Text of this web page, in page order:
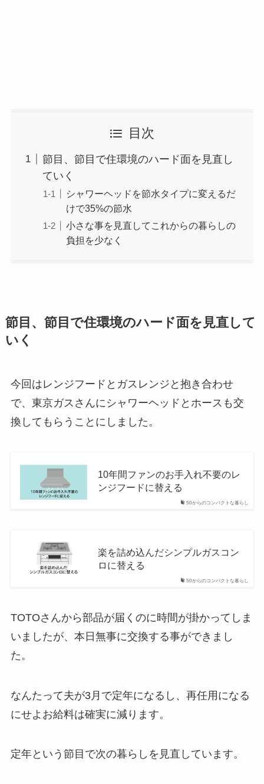
目次
節目、節目で住環境のハード面を見直し
ていく
シャワーヘッドを節水タイプに変えるだ
けで35%の節水
小さな事を見直してこれからの暮らしの
負担を少なく
節目、節目で住環境のハード面を見直して
いく
今回はレンジフードとガスレンジと抱き合わせ
で、東京ガスさんにシャワーヘッドとホースも交
換してもらうことにしました。
50からのコンパクトな暮らし
10年間ファンのお手入れ不要のレ
ンジフードに替える
50からのコンパクトな暮らし
楽を詰め込んだシンプルガスコン
ロに替える
TOTOさんから部品が届くのに時間が掛かってしま
いましたが、本日無事に交換する事ができまし
た。
なんたって夫が3月で定年になるし、再任用になる
にせよお給料は確実に減ります。
定年という節目で次の暮らしを見直しています。